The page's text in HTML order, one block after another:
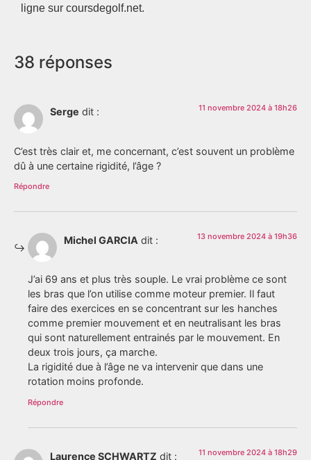
ligne sur coursdegolf.net.
38 réponses
Serge dit : 11 novembre 2024 à 18h26
C’est très clair et, me concernant, c’est souvent un problème
dû à une certaine rigidité, l’âge ?
Répondre
Michel GARCIA dit : 13 novembre 2024 à 19h36
J’ai 69 ans et plus très souple. Le vrai problème ce sont
les bras que l’on utilise comme moteur premier. Il faut
faire des exercices en se concentrant sur les hanches
comme premier mouvement et en neutralisant les bras
qui sont naturellement entrainés par le mouvement. En
deux trois jours, ça marche.
La rigidité due à l’âge ne va intervenir que dans une
rotation moins profonde.
Répondre
Laurence SCHWARTZ dit : 11 novembre 2024 à 18h29